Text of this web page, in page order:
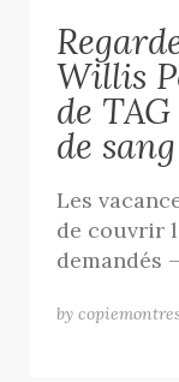
Willis
de
de
Les
de couvrir
demandés
by copiemontres